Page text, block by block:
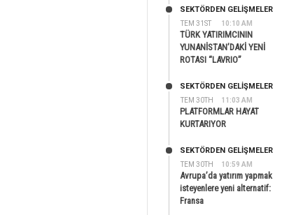
TEM 31ST 10:10 AM
SEKTÖRDEN GELIŞMELER
TÜRK YATIRIMCININ
YUNANİSTAN’DAKİ YENİ
ROTASI “LAVRIO”
TEM 30TH 11:03 AM
SEKTÖRDEN GELIŞMELER
PLATFORMLAR HAYAT
KURTARIYOR
TEM 30TH 10:59 AM
SEKTÖRDEN GELIŞMELER
Avrupa’da yatırım yapmak
isteyenlere yeni alternatif:
Fransa